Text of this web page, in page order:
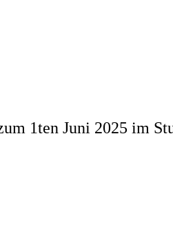
1ten Juni 2025 im